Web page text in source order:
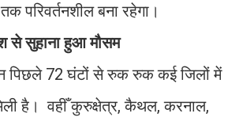
परिवर्तनशील बना रहेगा।
से सुहाना हुआ मौसम
पिछले 72 घंटों से रुक रुक कई जिलों में
है। वहीँ कुरुक्षेत्र, कैथल, करनाल,